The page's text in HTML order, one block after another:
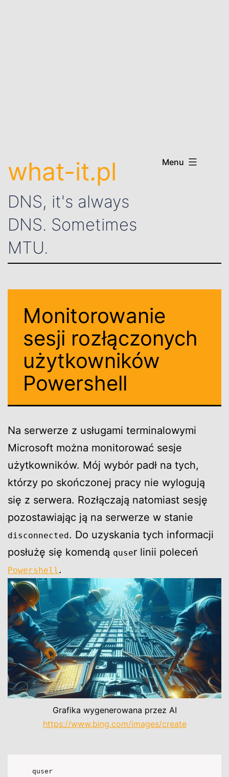
what-it.pl
DNS, it's always
DNS. Sometimes
MTU.
Menu
Monitorowanie
sesji rozłączonych
użytkowników
Powershell
Na serwerze z usługami terminalowymi
Microsoft można monitorować sesje
użytkowników. Mój wybór padł na tych,
którzy po skończonej pracy nie wylogują
się z serwera. Rozłączają natomiast sesję
pozostawiając ją na serwerze w stanie
disconnected. Do uzyskania tych informacji
posłużę się komendą quser linii poleceń
Powershell .
Grafika wygenerowana przez AI
https://www.bing.com/images/create
quser